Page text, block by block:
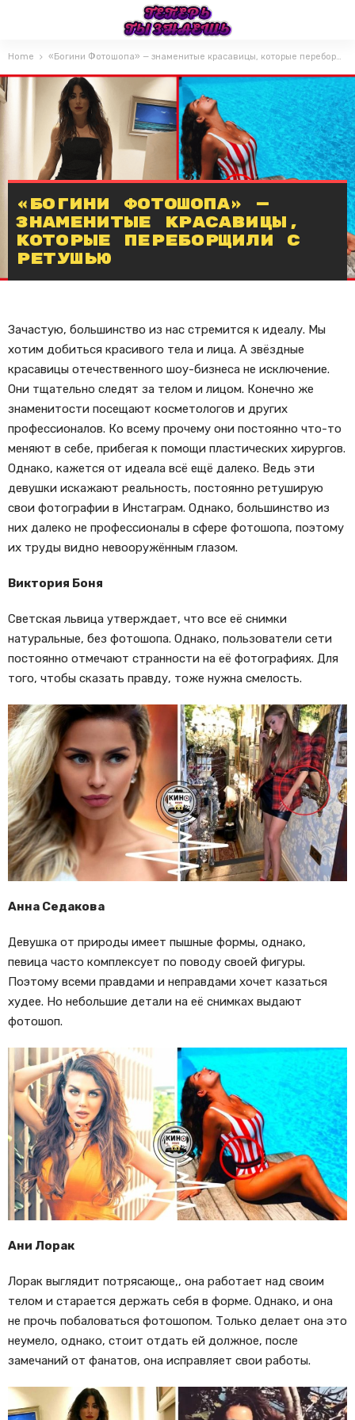
Home «Богини Фотошопа» — знаменитые красавицы, которые переборщили с ретушью
«Богини Фотошопа» —
знаменитые красавицы,
которые переборщили с
ретушью
Зачастую, большинство из нас стремится к идеалу. Мы
хотим добиться красивого тела и лица. А звёздные
красавицы отечественного шоу-бизнеса не исключение.
Они тщательно следят за телом и лицом. Конечно же
знаменитости посещают косметологов и других
профессионалов. Ко всему прочему они постоянно что-то
меняют в себе, прибегая к помощи пластических хирургов.
Однако, кажется от идеала всё ещё далеко. Ведь эти
девушки искажают реальность, постоянно ретуширую
свои фотографии в Инстаграм. Однако, большинство из
них далеко не профессионалы в сфере фотошопа, поэтому
их труды видно невооружённым глазом.
Виктория Боня
Светская львица утверждает, что все её снимки
натуральные, без фотошопа. Однако, пользователи сети
постоянно отмечают странности на её фотографиях. Для
того, чтобы сказать правду, тоже нужна смелость.
Анна Седакова
Девушка от природы имеет пышные формы, однако,
певица часто комплексует по поводу своей фигуры.
Поэтому всеми правдами и неправдами хочет казаться
худее. Но небольшие детали на её снимках выдают
фотошоп.
Ани Лорак
Лорак выглядит потрясающе,, она работает над своим
телом и старается держать себя в форме. Однако, и она
не прочь побаловаться фотошопом. Только делает она это
неумело, однако, стоит отдать ей должное, после
замечаний от фанатов, она исправляет свои работы.